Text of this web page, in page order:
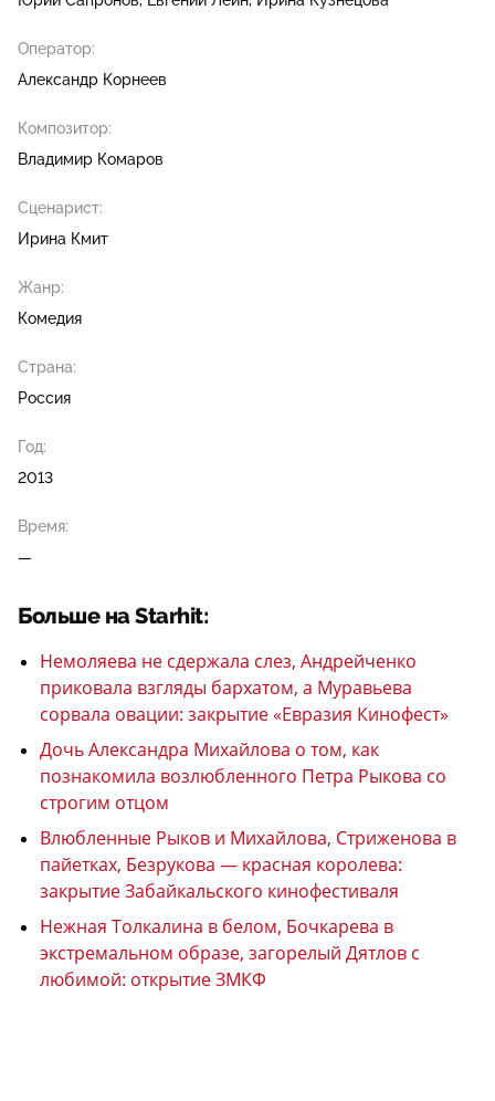
Оператор:
Александр Корнеев
Композитор:
Владимир Комаров
Сценарист:
Ирина Кмит
Жанр:
Комедия
Страна:
Россия
Год:
2013
Время:
—
Больше на Starhit:
Немоляева не сдержала слез, Андрейченко
приковала взгляды бархатом, а Муравьева
сорвала овации: закрытие «Евразия Кинофест»
Дочь Александра Михайлова о том, как
познакомила возлюбленного Петра Рыкова со
строгим отцом
Влюбленные Рыков и Михайлова, Стриженова в
пайетках, Безрукова — красная королева:
закрытие Забайкальского кинофестиваля
Нежная Толкалина в белом, Бочкарева в
экстремальном образе, загорелый Дятлов с
любимой: открытие ЗМКФ